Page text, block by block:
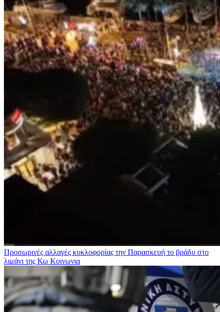
Προσωρινές αλλαγές κυκλοφορίας την Παρασκευή το βράδυ στο
λιμάνι της Κω Κοινωνια